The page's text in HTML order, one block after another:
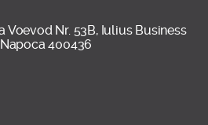
Voevod Nr. 53B, Iulius Business
400436